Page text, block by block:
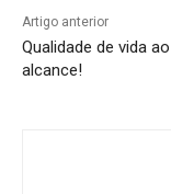
Artigo anterior
Qualidade de vida
alcance!